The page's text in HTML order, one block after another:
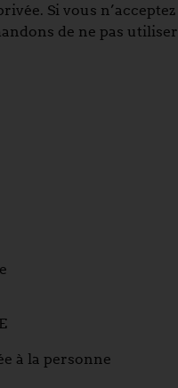
Si vous n’acceptez
de ne pas utiliser
à la personne